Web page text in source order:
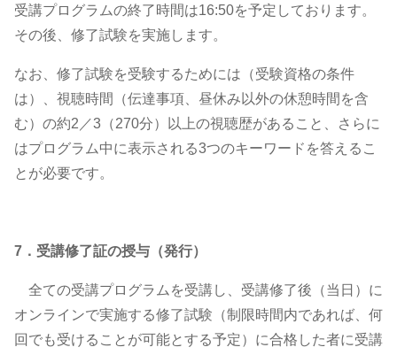
受講プログラムの終了時間は16:50を予定しております。
その後、修了試験を実施します。
なお、修了試験を受験するためには（受験資格の条件
は）、視聴時間（伝達事項、昼休み以外の休憩時間を含
む）の約2／3（270分）以上の視聴歴があること、さらに
はプログラム中に表示される3つのキーワードを答えるこ
とが必要です。
7．受講修了証の授与（発行）
全ての受講プログラムを受講し、受講修了後（当日）に
オンラインで実施する修了試験（制限時間内であれば、何
回でも受けることが可能とする予定）に合格した者に受講